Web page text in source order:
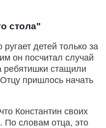
стола"
ругает детей только за
он посчитал случай
ребятишки стащили
пришлось начать
Константин своих
По словам отца, это